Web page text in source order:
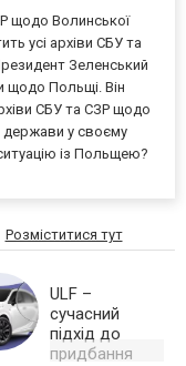
щодо Волинської
усі архіви СБУ та
Зеленський
щодо Польщі. Він
СБУ та СЗР щодо
держави у своєму
із Польщею?
Розміститися тут
ULF –
сучасний
підхід до
придбання